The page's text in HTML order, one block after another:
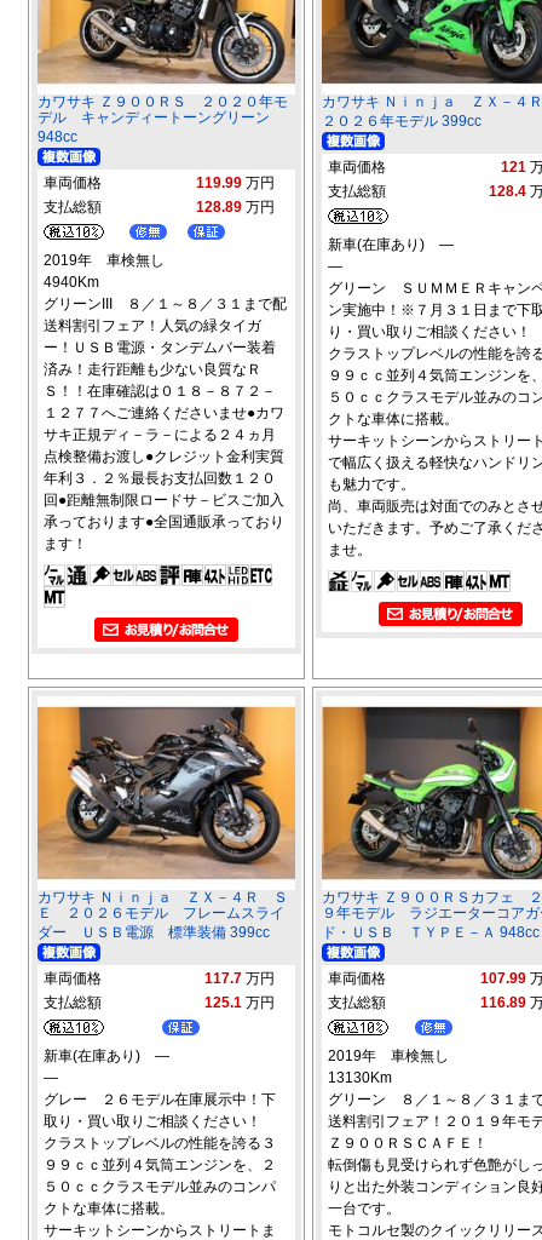
カワサキ Ｚ９００ＲＳ ２０２０年モ
デル キャンディートーングリーン
948cc
車両価格 119.99 万円
支払総額
128.89 万円
2019年 車検無し
4940Km
グリーンIII ８／１～８／３１まで配
送料割引フェア！人気の緑タイガ
ー！ＵＳＢ電源・タンデムバー装着
済み！走行距離も少ない良質なＲ
Ｓ！！在庫確認は０１８－８７２－
１２７７へご連絡くださいませ●カワ
サキ正規ディ－ラ－による２４ヵ月
点検整備お渡し●クレジット金利実質
年利３．２％最長お支払回数１２０
回●距離無制限ロードサ－ビスご加入
承っております●全国通販承っており
ます！
カワサキ Ｎｉｎｊａ ＺＸ－
２０２６年モデル 399cc
車両価格 121
支払総額
128.4
新車(在庫あり) ―
―
グリーン ＳＵＭＭＥＲキャン
ン実施中！※７月３１日まで下
り・買い取りご相談ください！
クラストップレベルの性能を誇
９９ｃｃ並列４気筒エンジンを
５０ｃｃクラスモデル並みのコ
クトな車体に搭載。
サーキットシーンからストリー
で幅広く扱える軽快なハンドリ
も魅力です。
尚、車両販売は対面でのみとさ
いただきます。予めご了承くだ
ませ。
カワサキ Ｎｉｎｊａ ＺＸ－４Ｒ Ｓ
Ｅ ２０２６モデル フレームスライ
ダー ＵＳＢ電源 標準装備 399cc
車両価格 117.7 万円
支払総額
125.1 万円
新車(在庫あり) ―
―
グレー ２６モデル在庫展示中！下
取り・買い取りご相談ください！
クラストップレベルの性能を誇る３
９９ｃｃ並列４気筒エンジンを、２
５０ｃｃクラスモデル並みのコンパ
クトな車体に搭載。
サーキットシーンからストリートま
カワサキ Ｚ９００ＲＳカフェ
９年モデル ラジエーターコアガ
ド・ＵＳＢ ＴＹＰＥ－Ａ 948cc
車両価格 107.99
支払総額
116.89
2019年 車検無し
13130Km
グリーン ８／１～８／３１ま
送料割引フェア！２０１９年モ
Ｚ９００ＲＳＣＡＦＥ！
転倒傷も見受けられず色艶がし
りと出た外装コンディション良
一台です。
モトコルセ製のクイックリリー